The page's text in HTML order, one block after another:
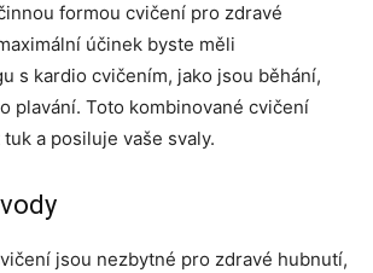
formou cvičení pro zdravé
účinek byste měli
s kardio cvičením, jako jsou běhání,
plavání. Toto kombinované cvičení
a posiluje vaše svaly.
jsou nezbytné pro zdravé hubnutí,